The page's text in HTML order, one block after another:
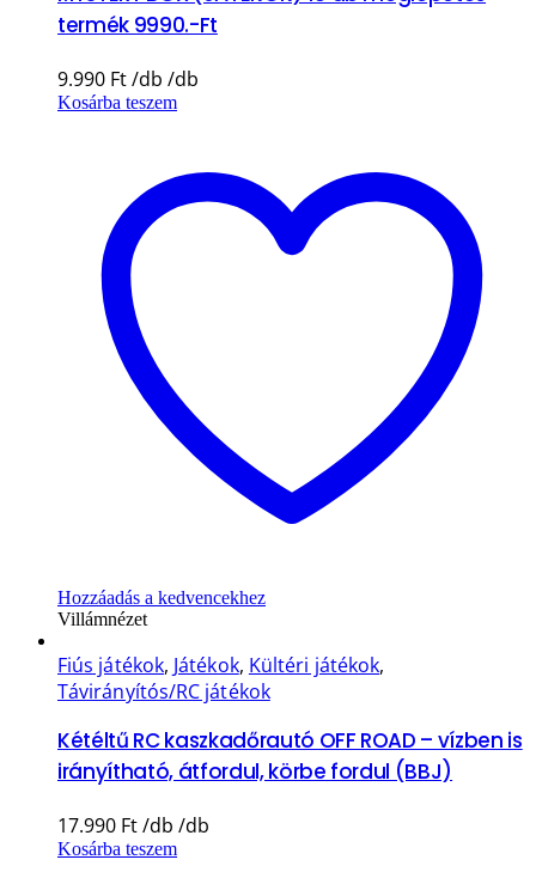
termék 9990.-Ft
9.990 Ft
Kosárba teszem
Hozzáadás a kedvencekhez
Villámnézet
Fiús játékok, Játékok, Kültéri játékok,
Távirányítós/RC játékok
Kétéltű RC kaszkadőrautó OFF ROAD – vízben is
irányítható, átfordul, körbe fordul (BBJ)
17.990 Ft
Kosárba teszem